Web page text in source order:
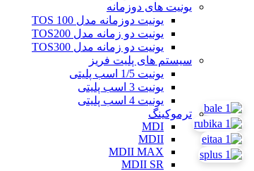
یونیت های دوزمانه
یونیت دوزمانه مدل TOS 100
یونیت دو زمانه مدل TOS200
یونیت دو زمانه مدل TOS300
سیستم های پلیت فریز
یونیت 1/5 اسب پلیتی
یونیت 3 اسب پلیتی
یونیت 4 اسب پلیتی
ترموکینگ
MDI
MDII
MDII MAX
MDII SR